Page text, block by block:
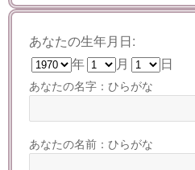
あなたの生年月日:
年
月 日
あなたの名字：ひらがな
あなたの名前：ひらがな